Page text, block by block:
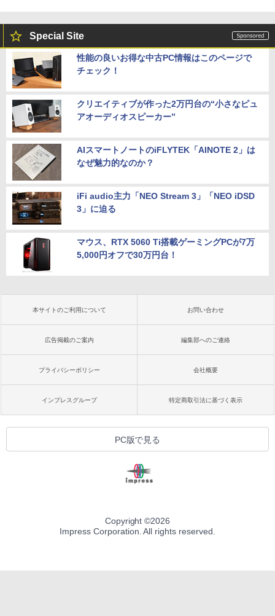
Special Site
性能の良いお得な中古PC情報はこのページで
チェック！
クリエイティブが作った2万円台の“小さなピュ
アオーディオスピーカー”
AIスマートノートのiFLYTEK「AINOTE 2」は
なぜ魅力的なのか？
iFi audio主力「NEO Stream 3」「NEO iDSD
3」に迫る
マウス、RTX 5060 Ti搭載ゲーミングPCが7万
5,000円オフで30万円台！
本サイトのご利用について お問い合わせ
広告掲載のご案内 編集部へのご連絡
プライバシーポリシー 会社概要
インプレスグループ 特定商取引法に基づく表示
PC版で見る
Copyright ©2026
Impress Corporation. All rights reserved.